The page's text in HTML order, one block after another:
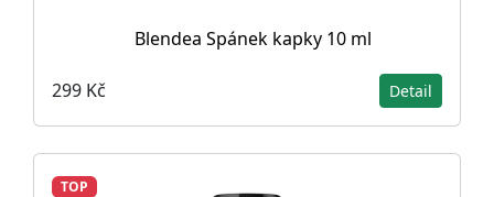
Blendea Spánek kapky 10 ml
299 Kč Detail
TOP